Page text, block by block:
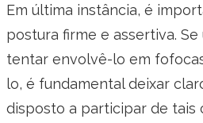
Em última instância, é
postura firme e assertiva.
tentar envolvê-lo em
lo, é fundamental deixar
disposto a participar de tais